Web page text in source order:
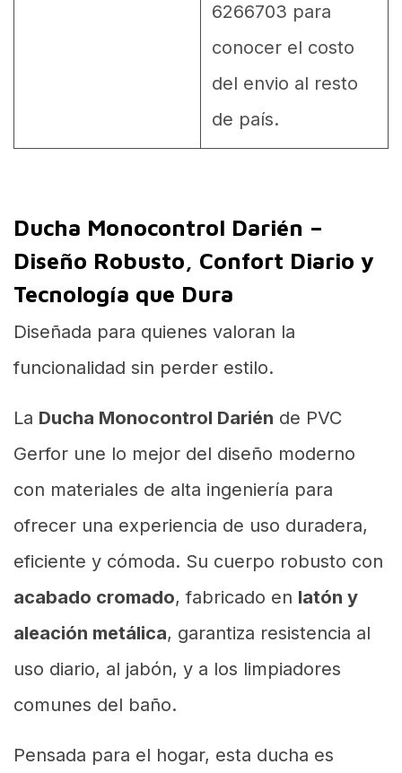
6266703 para
conocer el costo
del envio al resto
de país.
Ducha Monocontrol Darién –
Diseño Robusto, Confort Diario y
Tecnología que Dura
Diseñada para quienes valoran la
funcionalidad sin perder estilo.
La Ducha Monocontrol Darién de PVC
Gerfor une lo mejor del diseño moderno
con materiales de alta ingeniería para
ofrecer una experiencia de uso duradera,
eficiente y cómoda. Su cuerpo robusto con
acabado cromado, fabricado en latón y
aleación metálica, garantiza resistencia al
uso diario, al jabón, y a los limpiadores
comunes del baño.
Pensada para el hogar, esta ducha es